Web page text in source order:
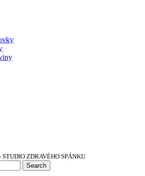
STUDIO ZDRAVÉHO SPÁNKU
Search